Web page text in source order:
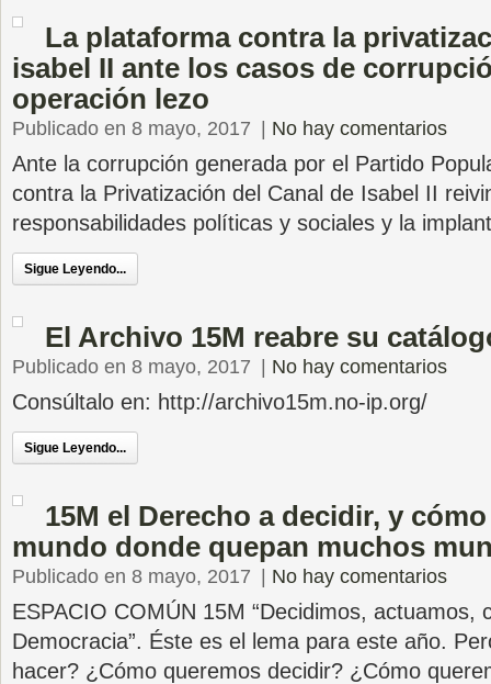
La plataforma contra la
isabel II ante los casos de
operación lezo
Publicado en 8 mayo, 2017 No hay comentarios
Ante la corrupción generada por el Partido
contra la Privatización del Canal de Isabel II
responsabilidades políticas y sociales y la
Sigue Leyendo...
El Archivo 15M reabre su
Publicado en 8 mayo, 2017 No hay comentarios
Consúltalo en: http://archivo15m.no-ip.org/
Sigue Leyendo...
15M el Derecho a decidir, y
mundo donde quepan muchos
Publicado en 8 mayo, 2017 No hay comentarios
ESPACIO COMÚN 15M “Decidimos, actuamos,
Democracia”. Éste es el lema para este año.
hacer? ¿Cómo queremos decidir? ¿Cómo